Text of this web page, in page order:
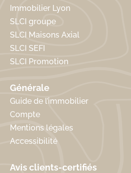
Immobilier Lyon
SLCI groupe
SLCI Maisons Axial
SLCI SEFI
SLCI Promotion
Générale
Guide de l’immobilier
Compte
Mentions légales
Accessibilité
Avis clients-certifiés